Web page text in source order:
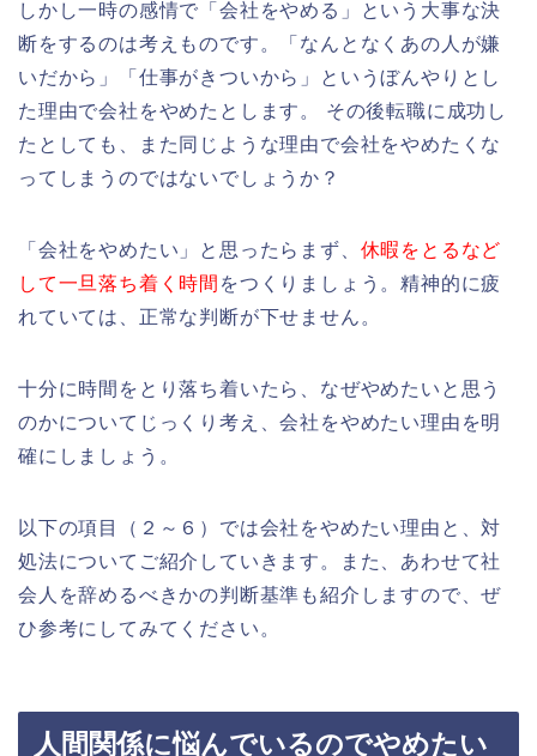
しかし一時の感情で「会社をやめる」という大事な決
断をするのは考えものです。「なんとなくあの人が嫌
いだから」「仕事がきついから」というぼんやりとし
た理由で会社をやめたとします。 その後転職に成功し
たとしても、また同じような理由で会社をやめたくな
ってしまうのではないでしょうか？
「会社をやめたい」と思ったらまず、 休暇をとるなど
して一旦落ち着く時間 をつくりましょう。精神的に疲
れていては、正常な判断が下せません。
十分に時間をとり落ち着いたら、なぜやめたいと思う
のかについてじっくり考え、会社をやめたい理由を明
確にしましょう。
以下の項目（２～６）では会社をやめたい理由と、対
処法についてご紹介していきます。また、あわせて社
会人を辞めるべきかの判断基準も紹介しますので、ぜ
ひ参考にしてみてください。
人間関係に悩んでいるのでやめたい